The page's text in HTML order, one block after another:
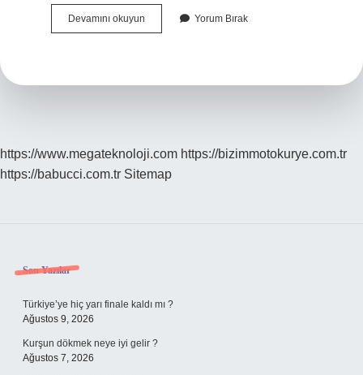
Devamını okuyun
Tane
Yorum Bırak
https://www.megateknoloji.com https://bizimmotokurye.com.tr
https://babucci.com.tr Sitemap
Sidebar
Son Yazılar
Türkiye’ye hiç yarı finale kaldı mı ?
Ağustos 9, 2026
Kurşun dökmek neye iyi gelir ?
Ağustos 7, 2026